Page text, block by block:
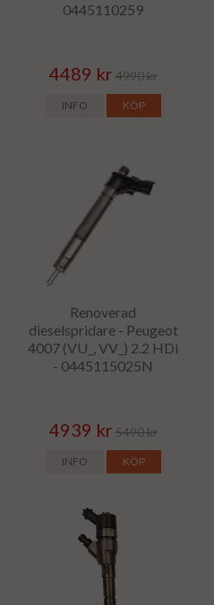
0445110259
4489 kr 4990 kr
INFO KÖP
Renoverad
dieselspridare - Peugeot
4007 (VU_, VV_) 2.2 HDi
- 0445115025N
4939 kr 5490 kr
INFO KÖP